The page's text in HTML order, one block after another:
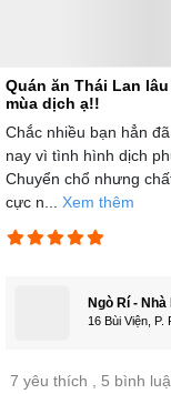
Quán ăn Thái Lan
mùa dịch ạ!!
Chắc nhiều bạn hẳn
nay vì tình hình dịch
Chuyển chổ nhưng
cực n... Xem thêm
Ngò Rí -
16 Bùi Viện, P.
7 yêu thích , 5 bình